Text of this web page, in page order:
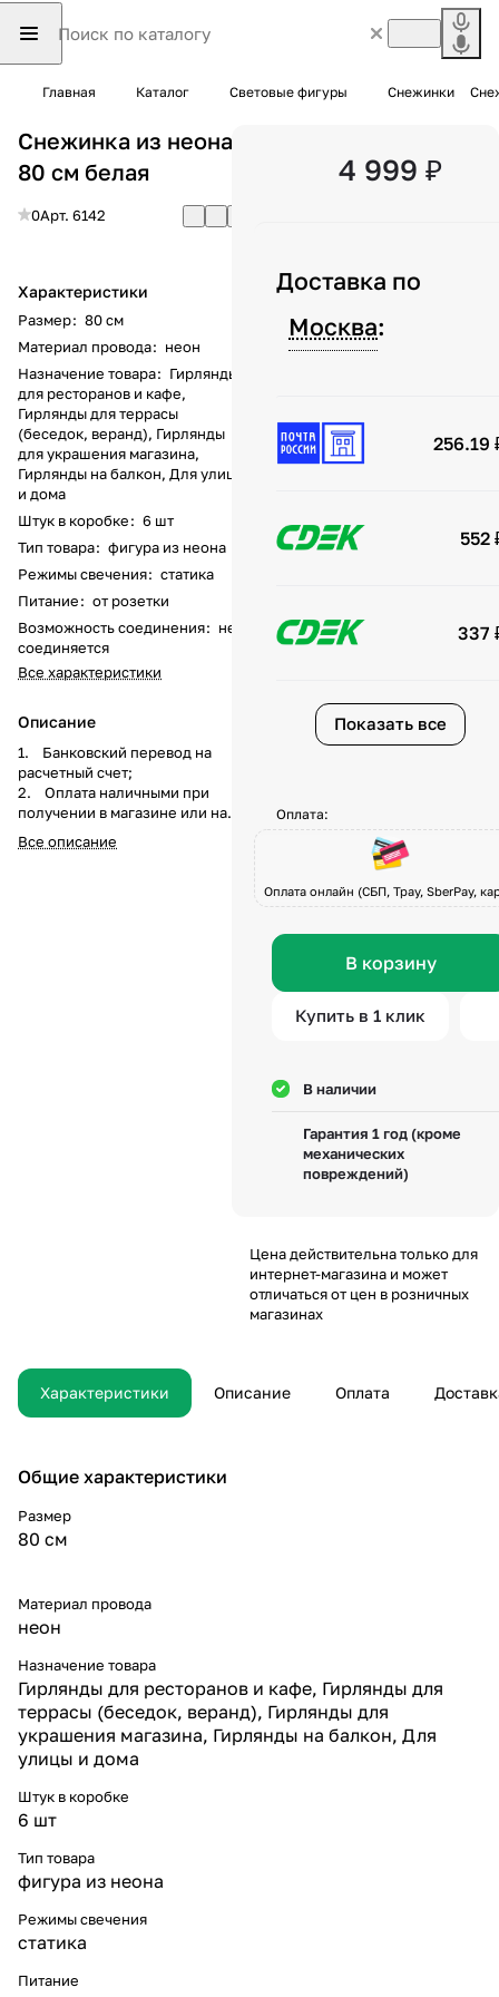
Главная Каталог Световые фигуры Снежинки
Снежинка из неона
80 см белая
0Арт. 6142
Характеристики
Размер: 80 см
Материал провода: неон
Назначение товара: Гирлянды
для ресторанов и кафе,
Гирлянды для террасы
(беседок, веранд), Гирлянды
для украшения магазина,
Гирлянды на балкон, Для улицы
и дома
Штук в коробке: 6 шт
Тип товара: фигура из неона
Режимы свечения: статика
Питание: от розетки
Возможность соединения: не
соединяется
Все характеристики
Описание
1. Банковский перевод на
расчетный счет;
2. Оплата наличными при
получении в магазине или на
складе компании а
также курьеру при доставке;
Все описание
4 999 ₽
Доставка по
Москва:
256.19
552
337
Показать все
Оплата:
Оплата онлайн (СБП, Tpay, SberPay,
В корзину
Купить в 1 клик
В наличии
Гарантия 1 год (кроме
механических
повреждений)
Цена действительна только для
интернет-магазина и может
отличаться от цен в розничных
магазинах
Характеристики Описание Оплата
Общие характеристики
Размер
80 см
Материал провода
неон
Назначение товара
Гирлянды для ресторанов и кафе, Гирлянды для
террасы (беседок, веранд), Гирлянды для
украшения магазина, Гирлянды на балкон, Для
улицы и дома
Штук в коробке
6 шт
Тип товара
фигура из неона
Режимы свечения
статика
Питание